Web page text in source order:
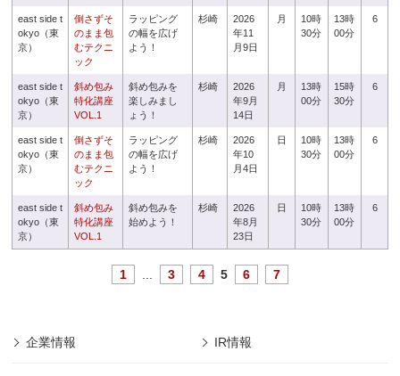
east side t
okyo（東
京）
倒さずそ
のまま包
むテクニ
ック
ラッピング
の幅を広げ
よう！
杉崎
2026
年11
月9日
月
10時
30分
13時
00分
6
east side t
okyo（東
京）
斜め包み
特化講座
VOL.1
斜め包みを
楽しみまし
ょう！
杉崎
2026
年9月
14日
月
13時
00分
15時
30分
6
east side t
okyo（東
京）
倒さずそ
のまま包
むテクニ
ック
ラッピング
の幅を広げ
よう！
杉崎
2026
年10
月4日
日
10時
30分
13時
00分
6
east side t
okyo（東
京）
斜め包み
特化講座
VOL.1
斜め包みを
始めよう！
杉崎
2026
年8月
23日
日
10時
30分
13時
00分
6
1 3 4 5 6 7
企業情報 IR情報